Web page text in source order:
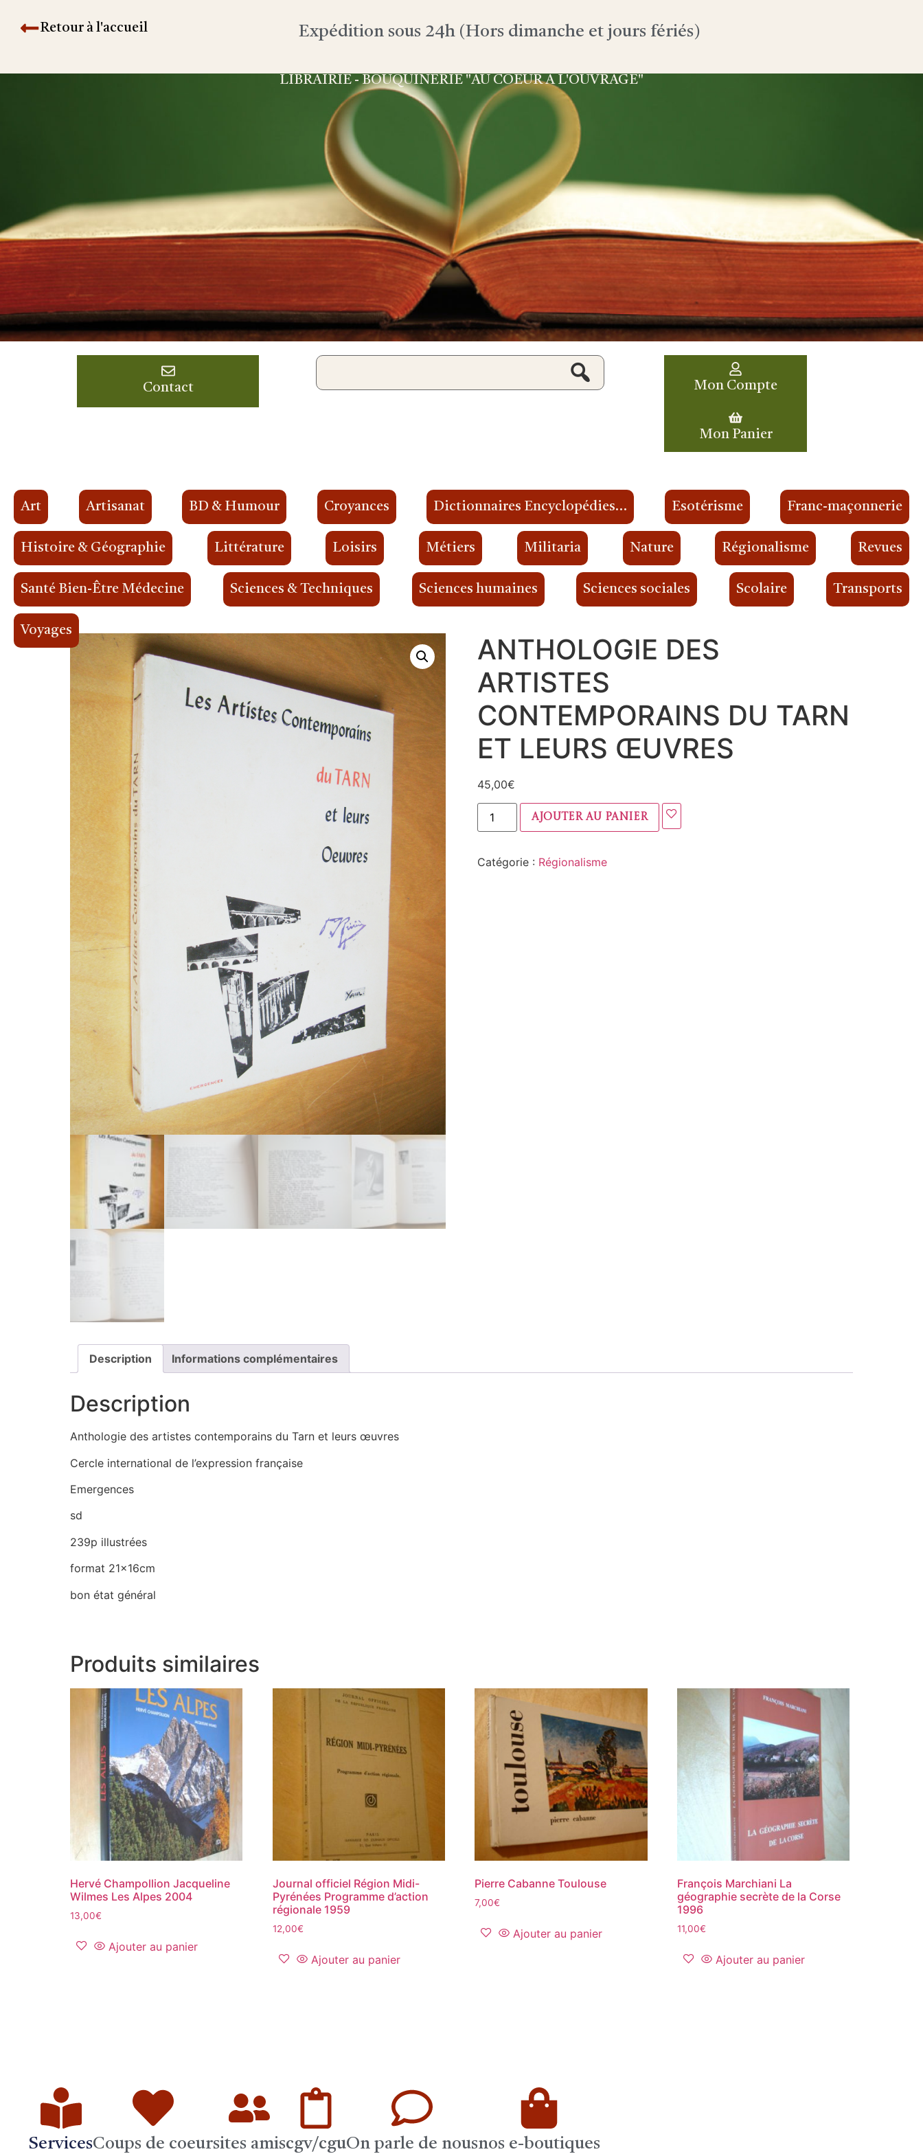
Retour à l'accueil Expédition sous 24h (Hors dimanche et jours fériés)
LIBRAIRIE - BOUQUINERIE "AU COEUR À L'OUVRAGE"
Contact Mon Compte
Mon Panier
Art Artisanat BD & Humour Croyances Dictionnaires Encyclopédies… Esotérisme Franc-maçonnerie
Histoire & Géographie Littérature Loisirs Métiers Militaria Nature Régionalisme Revues
Santé Bien-Être Médecine Sciences & Techniques Sciences humaines Sciences sociales Scolaire Transports
Voyages
ANTHOLOGIE DES
ARTISTES
CONTEMPORAINS DU TARN
ET LEURS ŒUVRES
45,00€
Ajouter au panier
Catégorie : Régionalisme
Description Informations complémentaires
Description
Anthologie des artistes contemporains du Tarn et leurs œuvres
Cercle international de l’expression française
Emergences
sd
239p illustrées
format 21x16cm
bon état général
Produits similaires
Hervé Champollion Jacqueline
Wilmes Les Alpes 2004
13,00€
Ajouter au panier
Journal officiel Région Midi-
Pyrénées Programme d’action
régionale 1959
12,00€
Ajouter au panier
Pierre Cabanne Toulouse
7,00€
Ajouter au panier
François Marchiani La
géographie secrète de la Corse
1996
11,00€
Ajouter au panier
ServicesCoups de coeursites amiscgv/cguOn parle de nousnos e-boutiques